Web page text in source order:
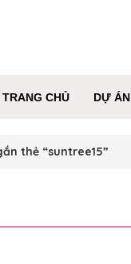
TRANG CHỦ DỰ ÁN
thẻ “suntree15”